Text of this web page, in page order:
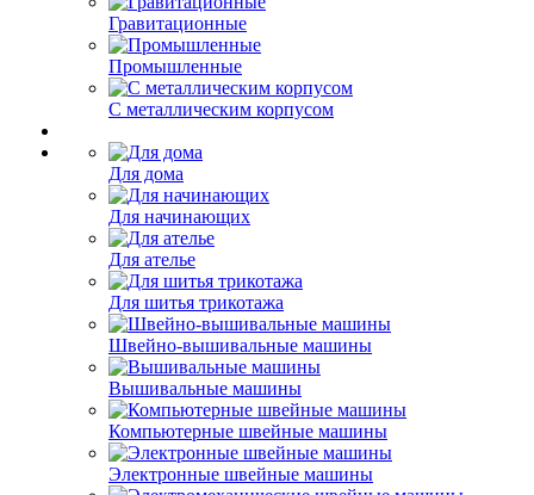
Гравитационные
Промышленные
С металлическим корпусом
Для дома
Для начинающих
Для ателье
Для шитья трикотажа
Швейно-вышивальные машины
Вышивальные машины
Компьютерные швейные машины
Электронные швейные машины